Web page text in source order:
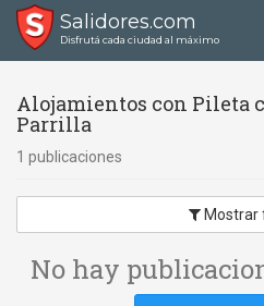
Salidores.com
Disfrutá cada ciudad al máximo
Alojamientos con Pileta
Parrilla
1 publicaciones
Mostrar
No hay